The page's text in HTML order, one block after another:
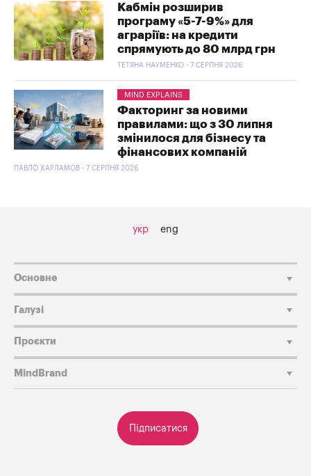
Кабмін розширив
програму «5-7-9%» для
аграріїв: на кредити
спрямують до 80 млрд грн
ТЕТЯНА НАУМЕНКО - 7 СЕРПНЯ 2026
MIND EXPLAINS
Факторинг за новими
правилами: що з 30 липня
змінилося для бізнесу та
фінансових компаній
ПАВЛО ХАРЛАМОВ - 7 СЕРПНЯ 2026
укр eng
Підписатися
Основне
Галузі
Проєкти
MindBrand